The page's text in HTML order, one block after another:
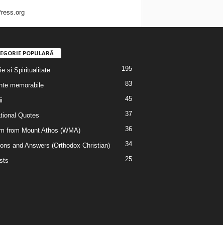
POPULARĂ
si Spiritualitate 195
memorabile 83
45
Quotes 37
from Mount Athos (WMA) 36
and Answers (Orthodox Christian) 34
25